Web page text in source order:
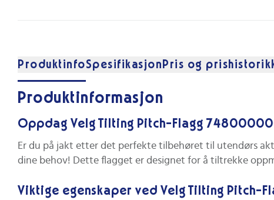
ProduktinfoSpesifikasjon Pris og
Produktinformasjon
Oppdag Velg Tilting Pitch-Flagg
Er du på jakt etter det perfekte tilbehøret til utendørs
dine behov! Dette flagget er designet for å tiltrekke
Viktige egenskaper ved Velg Tilting Pitch-